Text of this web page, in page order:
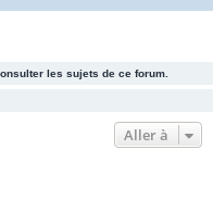
r
c
les sujets de ce forum.
Aller à